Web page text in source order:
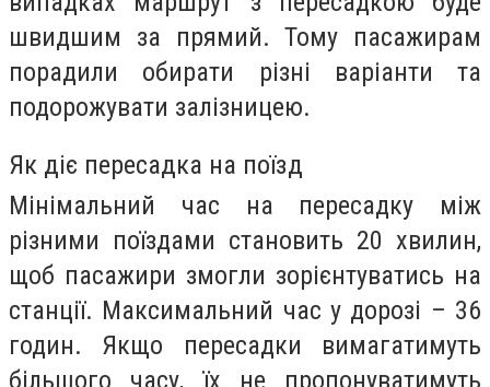
швидшим за прямий. Тому пасажирам
порадили обирати різні варіанти та
подорожувати залізницею.
Як діє пересадка на поїзд
Мінімальний час на пересадку між
різними поїздами становить 20 хвилин,
щоб пасажири змогли зорієнтуватись на
станції. Максимальний час у дорозі – 36
годин. Якщо пересадки вимагатимуть
більшого часу, їх не пропонуватимуть